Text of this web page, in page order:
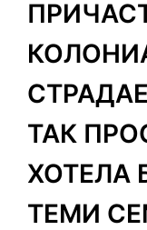
ТАК
ХОТЕЛА
ТЕМИ